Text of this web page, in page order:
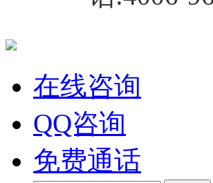
在线咨询
QQ咨询
免费通话